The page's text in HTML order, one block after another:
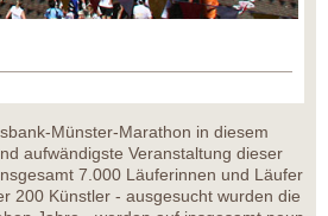
Münster-Marathon in diesem
aufwändigste Veranstaltung dieser
7.000 Läuferinnen und Läufer
200 Künstler - ausgesucht wurden die